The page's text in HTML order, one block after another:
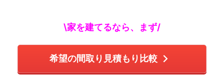
\家を建てるなら、まず/
希望の間取り見積もり比較